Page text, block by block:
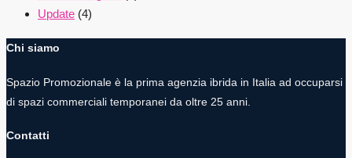
Update (4)
Chi siamo
Spazio Promozionale è la prima agenzia ibrida in Italia ad occuparsi
di spazi commerciali temporanei da oltre 25 anni.
Contatti